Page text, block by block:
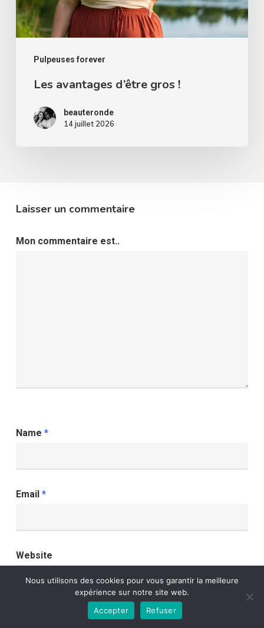
Pulpeuses forever
Les avantages d’être gros !
beauteronde
14 juillet 2026
Laisser un commentaire
Mon commentaire est..
Name *
Email *
Website
Nous utilisons des cookies pour vous garantir la meilleure
expérience sur notre site web.
Accepter
Refuser